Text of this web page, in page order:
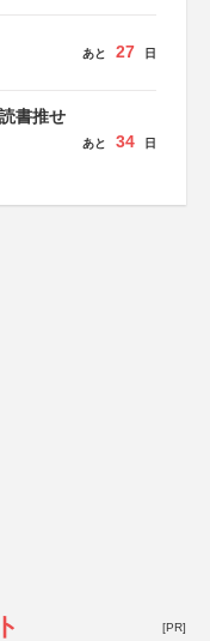
あと 27 日
書推せ
あと 34 日
[PR]